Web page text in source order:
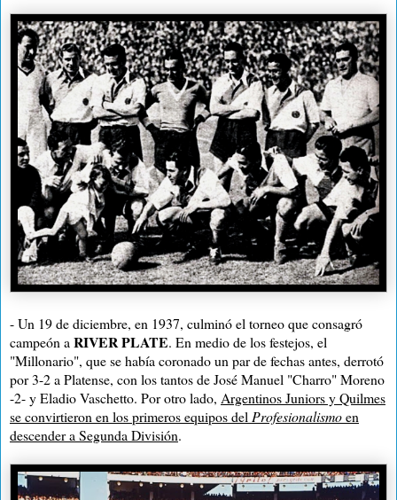
- Un 19 de diciembre, en 1937, culminó el torneo que consagró
campeón a RIVER PLATE. En medio de los festejos, el
"Millonario", que se había coronado un par de fechas antes, derrotó
por 3-2 a Platense, con los tantos de José Manuel "Charro" Moreno
-2- y Eladio Vaschetto. Por otro lado, Argentinos Juniors y Quilmes
se convirtieron en los primeros equipos del Profesionalismoen
descender a Segunda División.